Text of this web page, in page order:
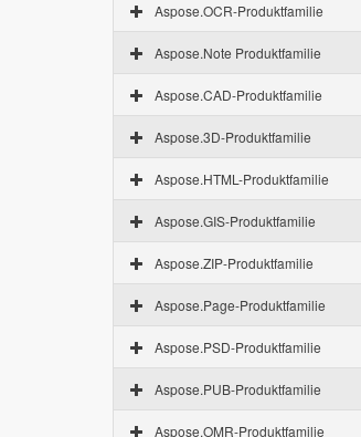
Aspose.OCR-Produktfamilie
Aspose.Note Produktfamilie
Aspose.CAD-Produktfamilie
Aspose.3D-Produktfamilie
Aspose.HTML-Produktfamilie
Aspose.GIS-Produktfamilie
Aspose.ZIP-Produktfamilie
Aspose.Page-Produktfamilie
Aspose.PSD-Produktfamilie
Aspose.PUB-Produktfamilie
Aspose.OMR-Produktfamilie